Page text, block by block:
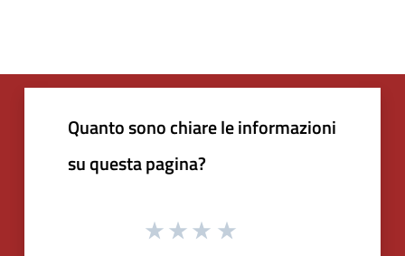
Quanto sono chiare le informazioni
su questa pagina?